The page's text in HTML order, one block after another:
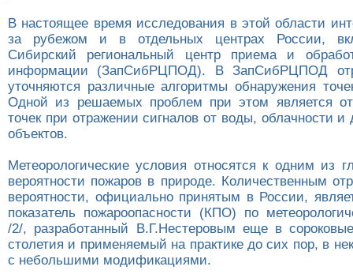
В настоящее время исследования в этой области
за рубежом и в отдельных центрах России,
Сибирский региональный центр приема и
информации (ЗапСибРЦПОД). В ЗапСибРЦПОД
уточняются различные алгоритмы обнаружения
Одной из решаемых проблем при этом является
точек при отражении сигналов от воды, облачности и
объектов.
Метеорологические условия относятся к одним из
вероятности пожаров в природе. Количественным
вероятности, официально принятым в России,
показатель пожароопасности (КПО) по
/2/, разработанный В.Г.Нестеровым еще в
столетия и применяемый на практике до сих пор, в
с небольшими модификациями.